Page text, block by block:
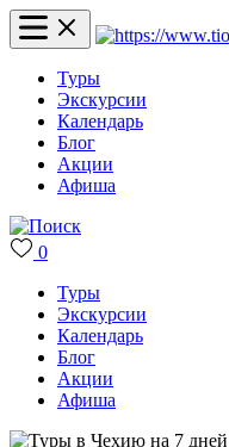
Туры
Экскурсии
Календарь
Блог
Акции
Афиша
0
Туры
Экскурсии
Календарь
Блог
Акции
Афиша